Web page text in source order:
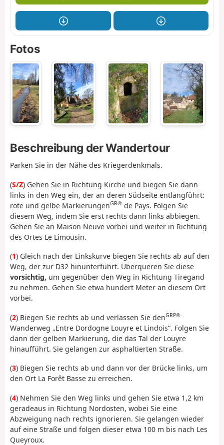
Fotos
Beschreibung der Wandertour
Parken Sie in der Nähe des Kriegerdenkmals.
(S/Z) Gehen Sie in Richtung Kirche und biegen Sie dann
links in den Weg ein, der an deren Südseite entlangführt:
rote und gelbe MarkierungenGR® de Pays. Folgen Sie
diesem Weg, indem Sie erst rechts dann links abbiegen.
Gehen Sie an Maison Neuve vorbei und weiter in Richtung
des Ortes Le Limousin.
(1) Gleich nach der Linkskurve biegen Sie rechts ab auf den
Weg, der zur D32 hinunterführt. Überqueren Sie diese
vorsichtig, um gegenüber den Weg in Richtung Tiregand
zu nehmen. Gehen Sie etwa hundert Meter an diesem Ort
vorbei.
(2) Biegen Sie rechts ab und verlassen Sie denGRP®-
Wanderweg „Entre Dordogne Louyre et Lindois“. Folgen Sie
dann der gelben Markierung, die das Tal der Louyre
hinaufführt. Sie gelangen zur asphaltierten Straße.
(3) Biegen Sie rechts ab und dann vor der Brücke links, um
den Ort La Forêt Basse zu erreichen.
(4) Nehmen Sie den Weg links und gehen Sie etwa 1,2 km
geradeaus in Richtung Nordosten, wobei Sie eine
Abzweigung nach rechts ignorieren. Sie gelangen wieder
auf eine Straße und folgen dieser etwa 100 m bis nach Les
Queyroux.